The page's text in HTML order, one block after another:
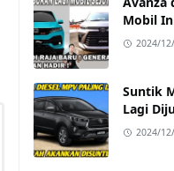
Mobil
2024/
Suntik
Lagi
2024/